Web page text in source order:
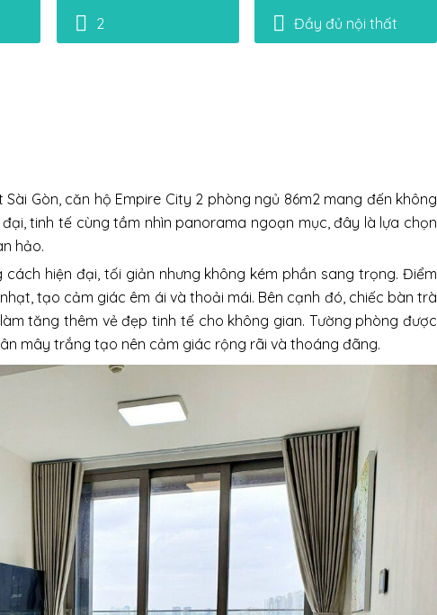
2
Đầy đủ nội thất
Gòn, căn hộ Empire City 2 phòng ngủ 86m2 mang đến không
tinh tế cùng tầm nhìn panorama ngoạn mục, đây là lựa chọn
hảo.
hiện đại, tối giản nhưng không kém phần sang trọng. Điểm
tạo cảm giác êm ái và thoải mái. Bên cạnh đó, chiếc bàn trà
tăng thêm vẻ đẹp tinh tế cho không gian. Tường phòng được
mây trắng tạo nên cảm giác rộng rãi và thoáng đãng.